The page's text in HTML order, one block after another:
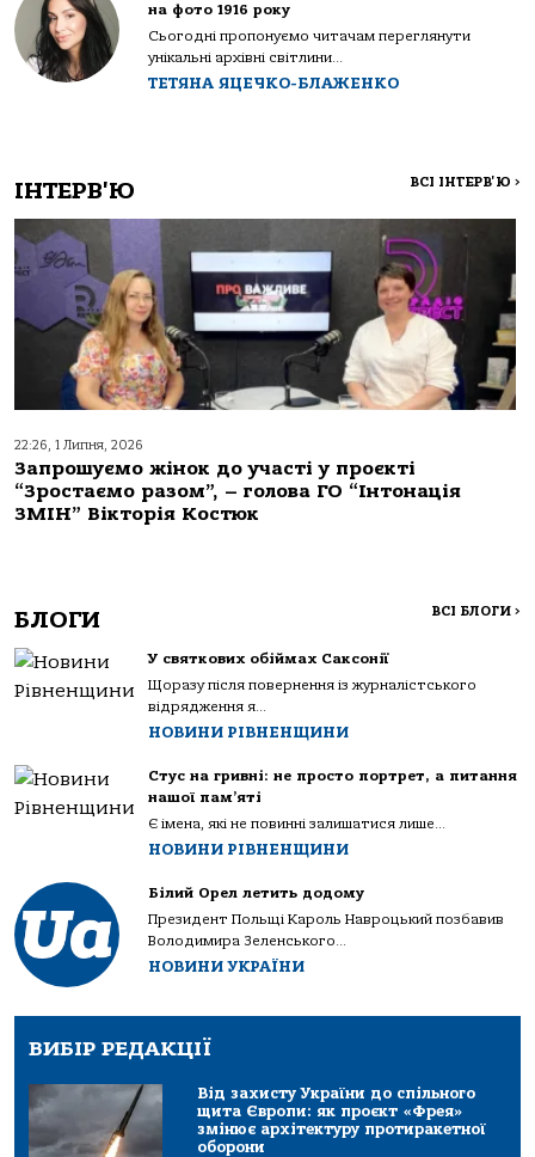
на фото 1916 року
Сьогодні пропонуємо читачам переглянути
унікальні архівні світлини...
ТЕТЯНА ЯЦЕЧКО-БЛАЖЕНКО
ІНТЕРВ'Ю ВСІ ІНТЕРВ'Ю >
22:26, 1 Липня, 2026
Запрошуємо жінок до участі у проєкті
“Зростаємо разом”, – голова ГО “Інтонація
ЗМІН” Вікторія Костюк
БЛОГИ ВСІ БЛОГИ >
У святкових обіймах Саксонії
Щоразу після повернення із журналістського
відрядження я...
НОВИНИ РІВНЕНЩИНИ
Стус на гривні: не просто портрет, а питання
нашої пам’яті
Є імена, які не повинні залишатися лише...
НОВИНИ РІВНЕНЩИНИ
Білий Орел летить додому
Президент Польщі Кароль Навроцький позбавив
Володимира Зеленського...
НОВИНИ УКРАЇНИ
ВИБІР РЕДАКЦІЇ
Від захисту України до спільного
щита Європи: як проєкт «Фрея»
змінює архітектуру протиракетної
оборони